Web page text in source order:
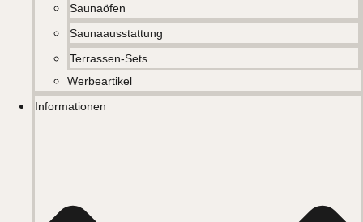
Saunaöfen
Saunaausstattung
Terrassen-Sets
Werbeartikel
Informationen